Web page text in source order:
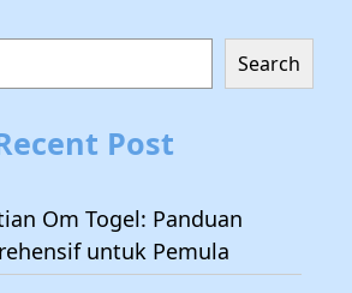
Search
Post
Om Togel: Panduan
untuk Pemula